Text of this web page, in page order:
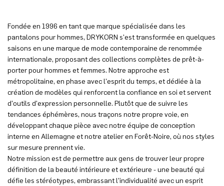
Fondée en 1996 en tant que marque spécialisée dans les
pantalons pour hommes, DRYKORN s'est transformée en quelques
saisons en une marque de mode contemporaine de renommée
internationale, proposant des collections complètes de prêt-à-
porter pour hommes et femmes. Notre approche est
métropolitaine, en phase avec l'esprit du temps, et dédiée à la
création de modèles qui renforcent la confiance en soi et servent
d'outils d'expression personnelle. Plutôt que de suivre les
tendances éphémères, nous traçons notre propre voie, en
développant chaque pièce avec notre équipe de conception
interne en Allemagne et notre atelier en Forêt-Noire, où nos styles
sur mesure prennent vie.
Notre mission est de permettre aux gens de trouver leur propre
définition de la beauté intérieure et extérieure - une beauté qui
défie les stéréotypes, embrassant l'individualité avec un esprit